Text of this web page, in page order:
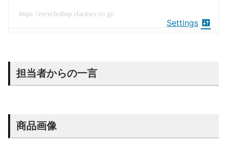
https://recycleshop.rfactory.co.jp/
Settings
担当者からの一言
商品画像